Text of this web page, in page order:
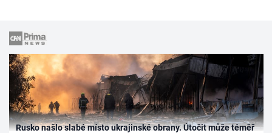
Rusko našlo slabé místo ukrajinské obrany. Útočit může téměř